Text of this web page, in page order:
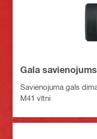
Gala
Savienojuma gals
M41 vītni